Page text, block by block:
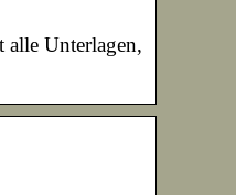
alle Unterlagen,